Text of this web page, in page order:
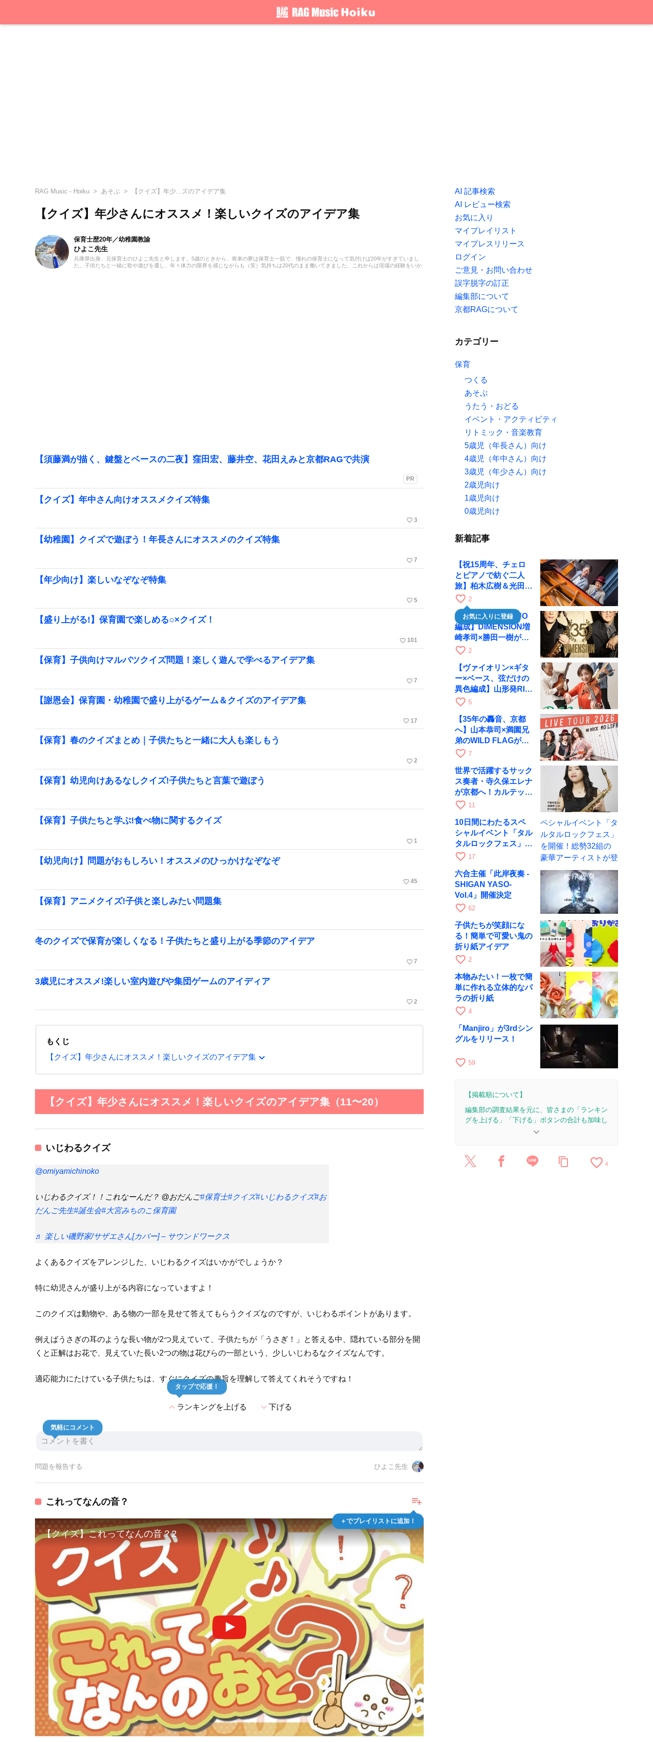
RAG Music - Hoiku あそぶ 【クイズ】年少...ズのアイデア集
【クイズ】年少さんにオススメ！楽しいクイズのアイデア集
保育士歴20年／幼稚園教諭
ひよこ先生
兵庫県出身、元保育士のひよこ先生と申します。5歳のときから、将来の夢は保育士一筋で、憧れの保育士になって気付けば20年がすぎていまし
た。子供たちと一緒に歌や遊びを通し、年々体力の限界を感じながらも（笑）気持ちは20代のまま働いてきました。これからは現場の経験をいか
【須藤満が描く、鍵盤とベースの二夜】窪田宏、藤井空、花田えみと京都RAGで共演
PR
【クイズ】年中さん向けオススメクイズ特集
favorite_border 3
【幼稚園】クイズで遊ぼう！年長さんにオススメのクイズ特集
favorite_border 7
【年少向け】楽しいなぞなぞ特集
favorite_border 5
【盛り上がる!】保育園で楽しめる○×クイズ！
favorite_border 101
【保育】子供向けマルバツクイズ問題！楽しく遊んで学べるアイデア集
favorite_border 7
【謝恩会】保育園・幼稚園で盛り上がるゲーム＆クイズのアイデア集
favorite_border 17
【保育】春のクイズまとめ｜子供たちと一緒に大人も楽しもう
favorite_border 2
【保育】幼児向けあるなしクイズ!子供たちと言葉で遊ぼう
【保育】子供たちと学ぶ!食べ物に関するクイズ
favorite_border 1
【幼児向け】問題がおもしろい！オススメのひっかけなぞなぞ
favorite_border 45
【保育】アニメクイズ!子供と楽しみたい問題集
冬のクイズで保育が楽しくなる！子供たちと盛り上がる季節のアイデア
favorite_border 7
3歳児にオススメ!楽しい室内遊びや集団ゲームのアイディア
favorite_border 2
もくじ
【クイズ】年少さんにオススメ！楽しいクイズのアイデア集 expand_more
【クイズ】年少さんにオススメ！楽しいクイズのアイデア集（11〜20）
いじわるクイズ
@omiyamichinoko
いじわるクイズ！！これなーんだ？ @おだんご#保育士#クイズ#いじわるクイズ#お
だんご先生#誕生会#大宮みちのこ保育園
♬ 楽しい磯野家/サザエさん[カバー] – サウンドワークス
よくあるクイズをアレンジした、いじわるクイズはいかがでしょうか？
特に幼児さんが盛り上がる内容になっていますよ！
このクイズは動物や、ある物の一部を見せて答えてもらうクイズなのですが、いじわるポイントがあります。
例えばうさぎの耳のような長い物が2つ見えていて、子供たちが「うさぎ！」と答える中、隠れている部分を開
くと正解はお花で、見えていた長い2つの物は花びらの一部という、少しいじわるなクイズなんです。
適応能力にたけている子供たちは、すぐにクイズの趣旨を理解して答えてくれそうですね！
expand_lessランキングを上げる
タップで応援！
expand_more下げる
気軽にコメント
ひよこ先生
問題を報告する
playlist_add
＋でプレイリストに追加！
これってなんの音？
【クイズ】これってなんの音？2
AI 記事検索
AI レビュー検索
お気に入り
マイプレイリスト
マイプレスリリース
ログイン
ご意見・お問い合わせ
誤字脱字の訂正
編集部について
京都RAGについて
カテゴリー
保育
つくる
あそぶ
うたう・おどる
イベント・アクティビティ
リトミック・音楽教育
5歳児（年長さん）向け
4歳児（年中さん）向け
3歳児（年少さん）向け
2歳児向け
1歳児向け
0歳児向け
新着記事
【祝15周年、チェロ
とピアノで紡ぐ二人
旅】柏木広樹＆光田健
一が11月12日に京都
RAGへ
favorite_border 2
お気に入りに登録
【35周年で初のDUO
編成】DIMENSION増
崎孝司×勝田一樹が10
月11日に京都RAGへ
favorite_border 2
【ヴァイオリン×ギタ
ー×ベース、弦だけの
異色編成】山形発RIM
が初全国ツアーで8月
favorite_border 5
【35年の轟音、京都
へ】山本恭司×満園兄
弟のWILD FLAGが8
月6日にRAGでライブ
favorite_border 7
世界で活躍するサック
ス奏者・寺久保エレナ
が京都へ！カルテッ
ト・ツアー京都公演を
favorite_border 11
10日間にわたるスペ
シャルイベント「タル
タルロックフェス」を
開催！総勢32組の豪
favorite_border 17
六合主催「此岸夜奏 -
SHIGAN YASO-
Vol.4」開催決定
favorite_border 62
子供たちが笑顔にな
る！簡単で可愛い鬼の
折り紙アイデア
favorite_border 2
本物みたい！一枚で簡
単に作れる立体的なバ
ラの折り紙
favorite_border 4
「Manjiro」が3rdシン
グルをリリース！
favorite_border 59
【掲載順について】
編集部の調査結果を元に、皆さまの「ランキン
グを上げる」「下げる」ボタンの合計も加味し
2025/12/19：2本のレビューを追加・更新。
keyboard_arrow_down
content_copy favorite_border 4